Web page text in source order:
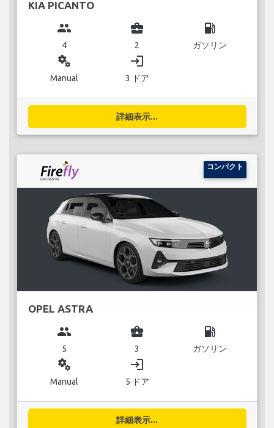
KIA PICANTO
group
4
business_center
2
local_gas_station
ガソリン
miscellaneous_services
Manual
login
3 ドア
詳細表示...
コンパクト
OPEL ASTRA
group
5
business_center
3
local_gas_station
ガソリン
miscellaneous_services
Manual
login
5 ドア
詳細表示...